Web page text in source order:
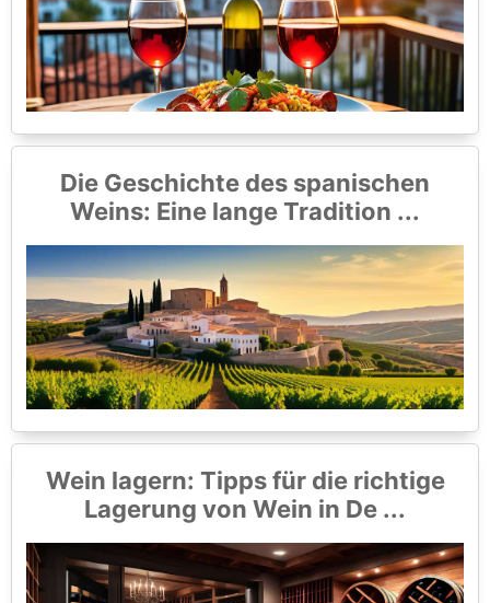
Die Geschichte des spanischen
Weins: Eine lange Tradition ...
Wein lagern: Tipps für die richtige
Lagerung von Wein in De ...